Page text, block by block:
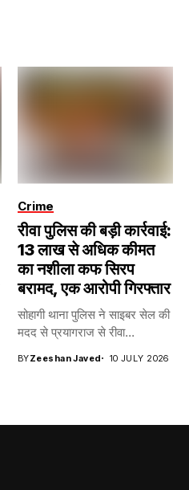
Crime
रीवा पुलिस की बड़ी कार्रवाई:
13 लाख से अधिक कीमत
का नशीला कफ सिरप
बरामद, एक आरोपी गिरफ्तार
सोहागी थाना पुलिस ने साइबर सेल की
मदद से प्रयागराज से रीवा...
BYZeeshan Javed 10 JULY 2026